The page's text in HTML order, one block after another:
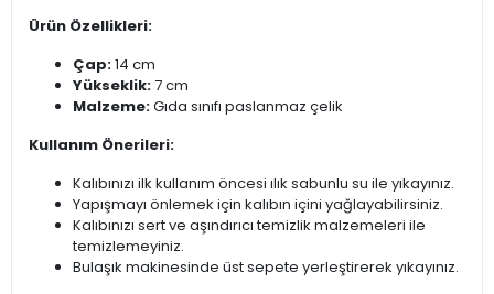
Ürün Özellikleri:
Çap:14 cm
Yükseklik:7 cm
Malzeme:Gıda sınıfı paslanmaz çelik
Kullanım Önerileri:
Kalıbınızı ilk kullanım öncesi ılık sabunlu su ile yıkayınız.
Yapışmayı önlemek için kalıbın içini yağlayabilirsiniz.
Kalıbınızı sert ve aşındırıcı temizlik malzemeleri ile
temizlemeyiniz.
Bulaşık makinesinde üst sepete yerleştirerek yıkayınız.